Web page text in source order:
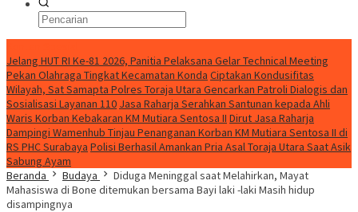
Jelang HUT RI Ke-81 2026, Panitia Pelaksana Gelar Technical Meeting
Pekan Olahraga Tingkat Kecamatan Konda Ciptakan Kondusifitas
Wilayah, Sat Samapta Polres Toraja Utara Gencarkan Patroli Dialogis dan
Sosialisasi Layanan 110 Jasa Raharja Serahkan Santunan kepada Ahli
Waris Korban Kebakaran KM Mutiara Sentosa II Dirut Jasa Raharja
Dampingi Wamenhub Tinjau Penanganan Korban KM Mutiara Sentosa II di
RS PHC Surabaya Polisi Berhasil Amankan Pria Asal Toraja Utara Saat Asik
Sabung Ayam
Beranda
Budaya
Diduga Meninggal saat Melahirkan, Mayat
Mahasiswa di Bone ditemukan bersama Bayi laki -laki Masih hidup
disampingnya